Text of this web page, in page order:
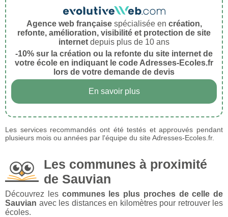
Agence web françaisespécialisée en création,
refonte, amélioration, visibilité et protection de site
internet depuis plus de 10 ans
-10% sur la création ou la refonte du site internet de
votre école en indiquant le code Adresses-Ecoles.fr
lors de votre demande de devis
En savoir plus
Les services recommandés ont été testés et approuvés pendant
plusieurs mois ou années par l'équipe du site Adresses-Ecoles.fr.
Les communes à proximité
de Sauvian
Découvrez les communes les plus proches de celle de
Sauvian avec les distances en kilomètres pour retrouver les
écoles.